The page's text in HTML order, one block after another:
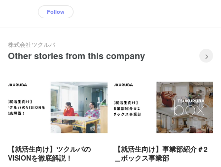
Follow
株式会社ツクルバ
Other stories from this company
【就活生向け】ツクルバの
VISIONを徹底解説！
【就活生向け】事業部紹介＃2
＿ボックス事業部